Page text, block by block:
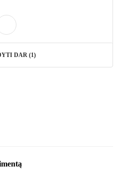
DAR (1)